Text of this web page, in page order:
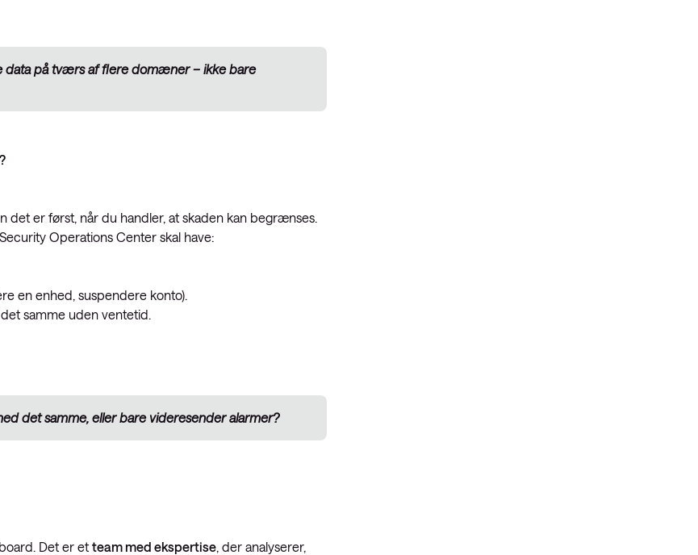
data på tværs af flere domæner – ikke bare
det er først, når du handler, at skaden kan begrænses.
Operations Center skal have:
en enhed, suspendere konto).
samme uden ventetid.
det samme, eller bare videresender alarmer?
Det er et team med ekspertise, der analyserer,